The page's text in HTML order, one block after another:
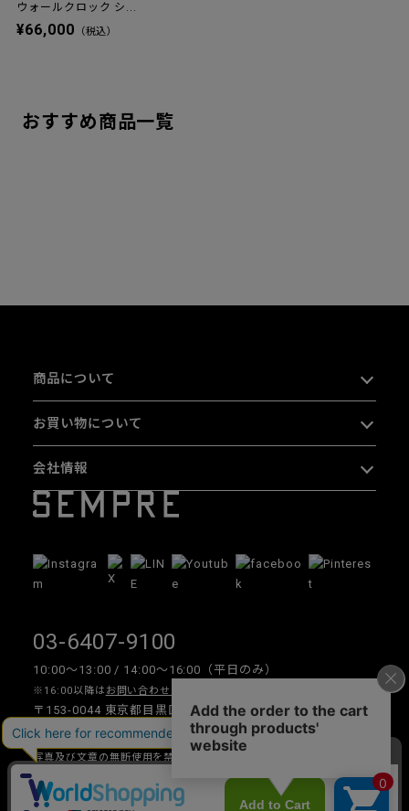
ウォールクロック シ...
¥66,000 （税込）
おすすめ商品一覧
商品について
お買い物について
会社情報
03-6407-9100
10:00〜13:00 / 14:00〜16:00（平日のみ）
※16:00以降は お問い合わせフォーム
〒153-0044 東京都目黒区大橋 2-16-26 1F・2F
写真及び文章の無断使用を禁じます。
Copyright © 2026 SEMPRE DESIGN CO., LTD.All right reserved.
__